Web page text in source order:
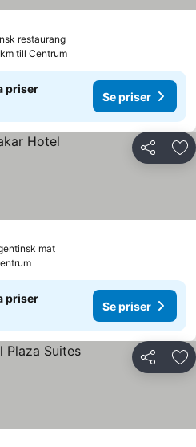
restaurangSe priser
till Centrum
priser
Se priser
Dela
matSe priser
priser
Se priser
Dela